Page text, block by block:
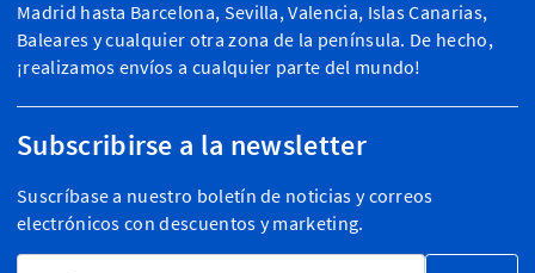
Madrid hasta Barcelona, Sevilla, Valencia, Islas Canarias,
Baleares y cualquier otra zona de la península. De hecho,
¡realizamos envíos a cualquier parte del mundo!
Subscribirse a la newsletter
Suscríbase a nuestro boletín de noticias y correos
electrónicos con descuentos y marketing.